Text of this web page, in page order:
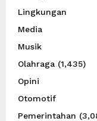
Lingkungan
Media
Musik
Olahraga (1,435)
Opini
Otomotif
Pemerintahan